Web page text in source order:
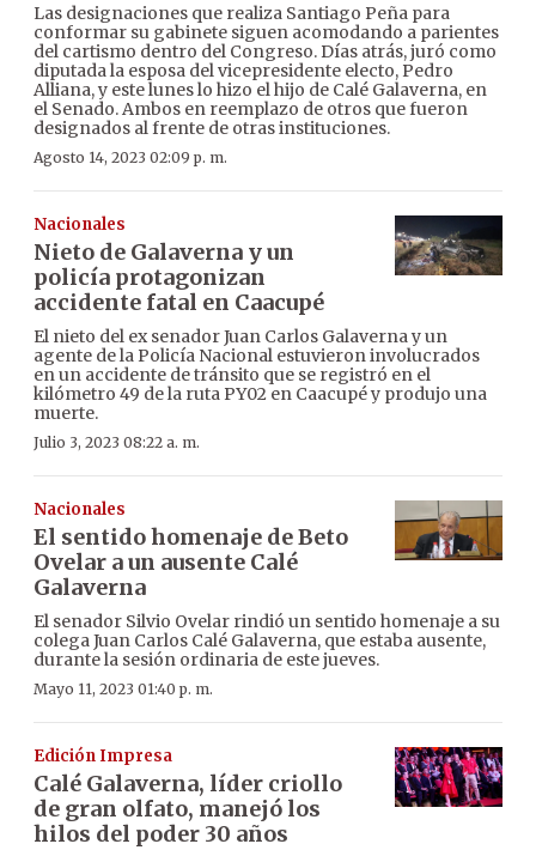
Las designaciones que realiza Santiago Peña para
conformar su gabinete siguen acomodando a parientes
del cartismo dentro del Congreso. Días atrás, juró como
diputada la esposa del vicepresidente electo, Pedro
Alliana, y este lunes lo hizo el hijo de Calé Galaverna, en
el Senado. Ambos en reemplazo de otros que fueron
designados al frente de otras instituciones.
Agosto 14, 2023 02:09 p. m.
Nacionales
Nieto de Galaverna y un
policía protagonizan
accidente fatal en Caacupé
El nieto del ex senador Juan Carlos Galaverna y un
agente de la Policía Nacional estuvieron involucrados
en un accidente de tránsito que se registró en el
kilómetro 49 de la ruta PY02 en Caacupé y produjo una
muerte.
Julio 3, 2023 08:22 a. m.
Nacionales
El sentido homenaje de Beto
Ovelar a un ausente Calé
Galaverna
El senador Silvio Ovelar rindió un sentido homenaje a su
colega Juan Carlos Calé Galaverna, que estaba ausente,
durante la sesión ordinaria de este jueves.
Mayo 11, 2023 01:40 p. m.
Edición Impresa
Calé Galaverna, líder criollo
de gran olfato, manejó los
hilos del poder 30 años